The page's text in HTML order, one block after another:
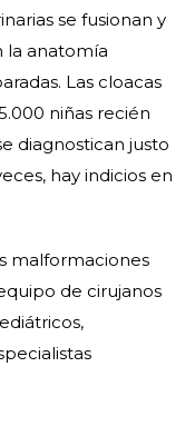
se fusionan y
la anatomía
Las cloacas
niñas recién
diagnostican justo
hay indicios en
malformaciones
de cirujanos